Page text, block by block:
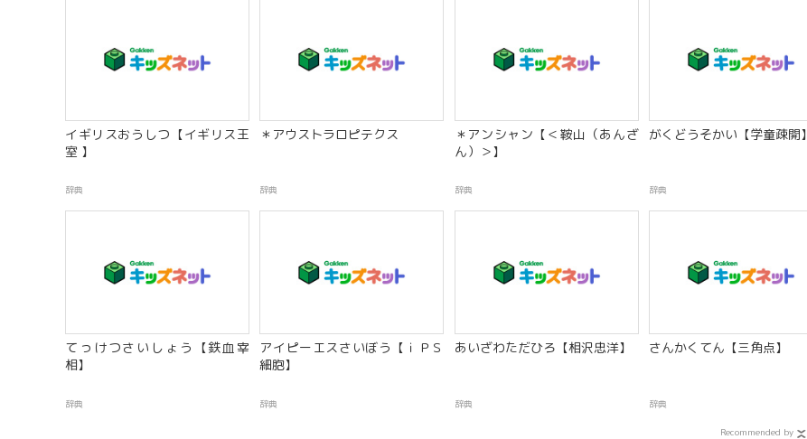
イギリスおうしつ【イギリス王
室 】
辞典
＊アウストラロピテクス
辞典
＊アンシャン【＜鞍山（あんざ
ん）＞】
辞典
がくどうそかい【学童疎開】
辞典
てっけつさいしょう【鉄血宰
相】
辞典
アイピーエスさいぼう【ｉＰＳ
細胞】
辞典
あいざわただひろ【相沢忠洋】
辞典
さんかくてん【三角点】
辞典
Recommended by